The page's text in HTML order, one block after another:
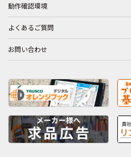
動作確認環境
よくあるご質問
お問い合わせ